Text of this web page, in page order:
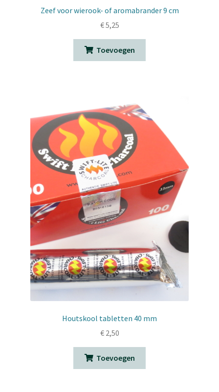
Zeef voor wierook- of aromabrander 9 cm
€5,25
Toevoegen
Houtskool tabletten 40 mm
€2,50
Toevoegen